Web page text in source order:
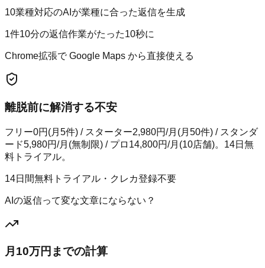
10業種対応のAIが業種に合った返信を生成
1件10分の返信作業がたった10秒に
Chrome拡張で Google Maps から直接使える
離脱前に解消する不安
フリー0円(月5件) / スターター2,980円/月(月50件) / スタンダ
ード5,980円/月(無制限) / プロ14,800円/月(10店舗)。14日無
料トライアル。
14日間無料トライアル・クレカ登録不要
AIの返信って変な文章にならない？
月10万円までの計算